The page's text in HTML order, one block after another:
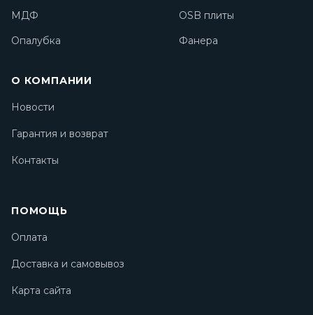
МДФ
OSB плиты
Опалубка
Фанера
О КОМПАНИИ
Новости
Гарантия и возврат
Контакты
ПОМОЩЬ
Оплата
Доставка и самовывоз
Карта сайта